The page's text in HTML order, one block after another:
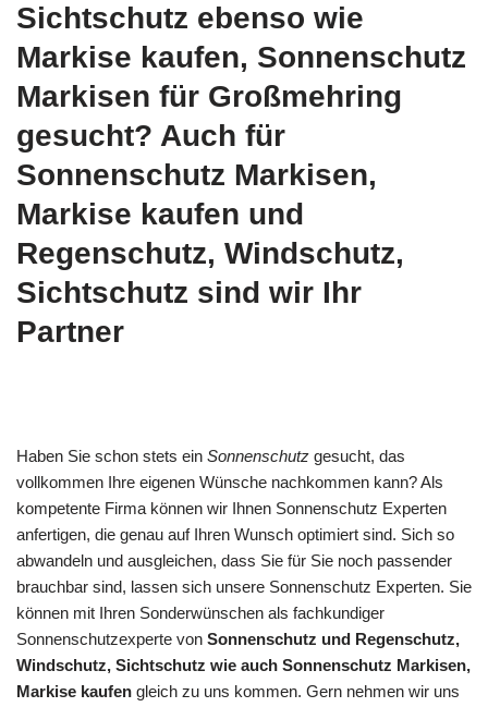
Sichtschutz ebenso wie
Markise kaufen, Sonnenschutz
Markisen für Großmehring
gesucht? Auch für
Sonnenschutz Markisen,
Markise kaufen und
Regenschutz, Windschutz,
Sichtschutz sind wir Ihr
Partner
Haben Sie schon stets ein Sonnenschutz gesucht, das
vollkommen Ihre eigenen Wünsche nachkommen kann? Als
kompetente Firma können wir Ihnen Sonnenschutz Experten
anfertigen, die genau auf Ihren Wunsch optimiert sind. Sich so
abwandeln und ausgleichen, dass Sie für Sie noch passender
brauchbar sind, lassen sich unsere Sonnenschutz Experten. Sie
können mit Ihren Sonderwünschen als fachkundiger
Sonnenschutzexperte von Sonnenschutz und Regenschutz,
Windschutz, Sichtschutz wie auch Sonnenschutz Markisen,
Markise kaufen gleich zu uns kommen. Gern nehmen wir uns